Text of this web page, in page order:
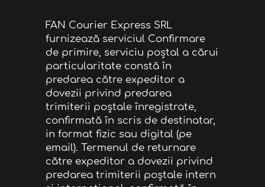
FAN Courier Express SRL
furnizează serviciul Confirmare
de primire, serviciu poştal a cărui
particularitate constă în
predarea către expeditor a
dovezii privind predarea
trimiterii poştale înregistrate,
confirmată în scris de destinatar,
in format fizic sau digital (pe
email). Termenul de returnare
către expeditor a dovezii privind
predarea trimiterii poştale intern